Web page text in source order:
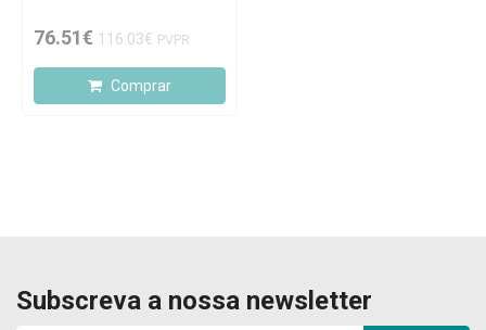
76.51€ 116.03€ PVPR
Comprar
Subscreva a nossa newsletter